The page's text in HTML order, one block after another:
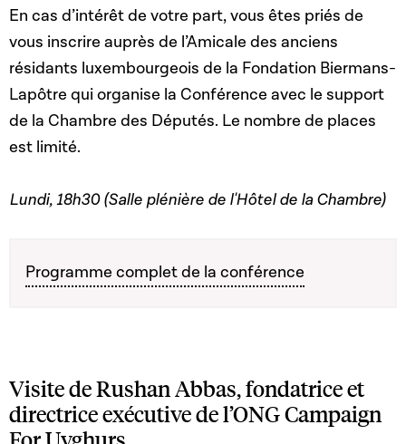
En cas d’intérêt de votre part, vous êtes priés de
vous inscrire auprès de l’Amicale des anciens
résidants luxembourgeois de la Fondation Biermans-
Lapôtre qui organise la Conférence avec le support
de la Chambre des Députés. Le nombre de places
est limité.
Lundi, 18h30 (Salle plénière de l'Hôtel de la Chambre)
Programme complet de la conférence
Visite de Rushan Abbas, fondatrice et
directrice exécutive de l’ONG Campaign